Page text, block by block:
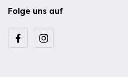
Folge uns auf